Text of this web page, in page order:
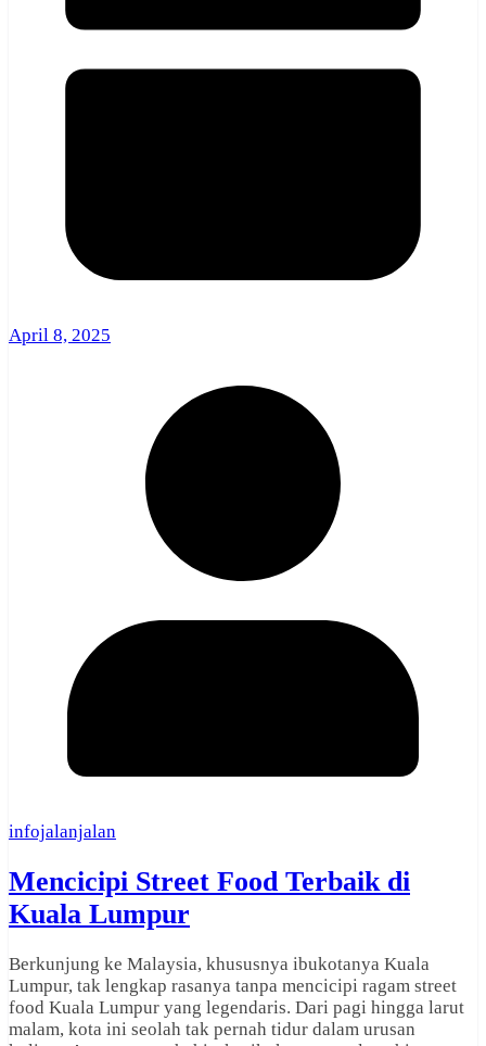
April 8, 2025
infojalanjalan
Mencicipi Street Food Terbaik di
Kuala Lumpur
Berkunjung ke Malaysia, khususnya ibukotanya Kuala
Lumpur, tak lengkap rasanya tanpa mencicipi ragam street
food Kuala Lumpur yang legendaris. Dari pagi hingga larut
malam, kota ini seolah tak pernah tidur dalam urusan